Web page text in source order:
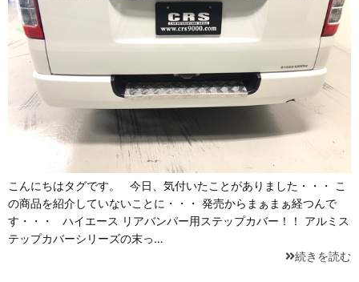
こんにちはタグです。 今日、気付いたことがありました・・・ こ
の商品を紹介していないことに・・・ 発売からまぁまぁ経つんで
す・・・ ハイエース リアバンパー用ステップカバー！！ アルミス
テップカバーシリーズの末っ…
続きを読む